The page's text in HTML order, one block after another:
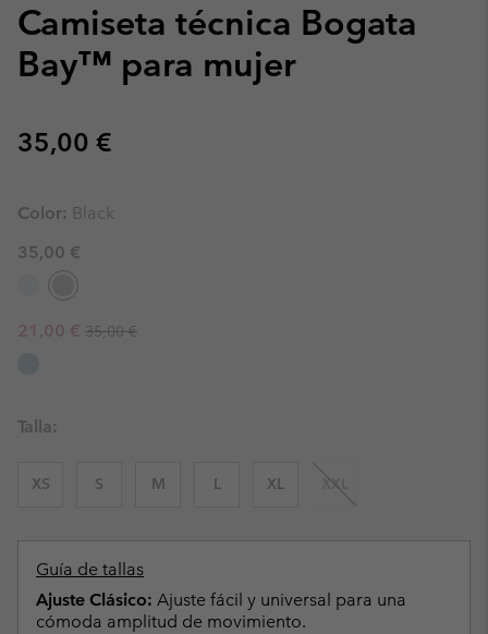
Camiseta técnica Bogata
Bay™ para mujer
Regular price:
35,00 €
Color: Black
35,00 €
Sale price:
21,00 € Regular price:
35,00 €
Talla:
XS S M L XL XXL
Guía de tallas
Ajuste Clásico: Ajuste fácil y universal para una
cómoda amplitud de movimiento.